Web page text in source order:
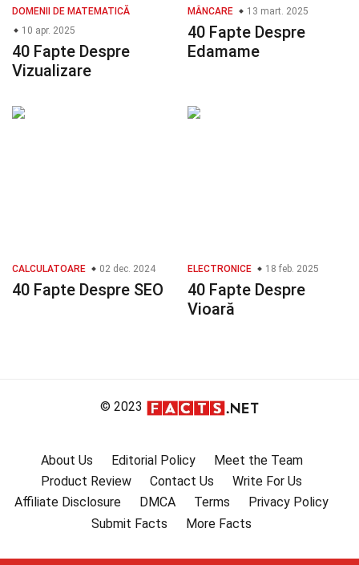
DOMENII DE MATEMATICĂ
10 apr. 2025
40 Fapte Despre
Vizualizare
MÂNCARE 13 mart. 2025
40 Fapte Despre
Edamame
CALCULATOARE 02 dec. 2024
40 Fapte Despre SEO
ELECTRONICE 18 feb. 2025
40 Fapte Despre
Vioară
© 2023
About Us Editorial Policy
Meet the Team
Product Review
Contact Us
Write For Us
Affiliate Disclosure
DMCA Terms
Privacy Policy
Submit Facts
More Facts